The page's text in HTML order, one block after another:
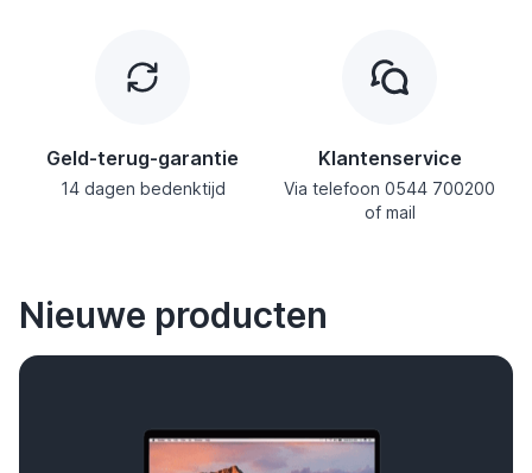
Geld-terug-garantie
14 dagen bedenktijd
Klantenservice
Via telefoon 0544 700200
of mail
Nieuwe producten